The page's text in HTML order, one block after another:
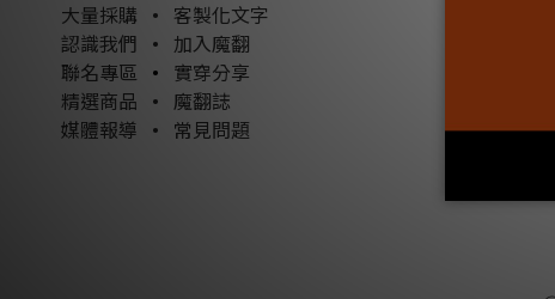
大量採購 •
客製化文字
認識我們 •
加入魔翻
聯名專區 •
實穿分享
精選商品 •
魔翻誌
媒體報導
• 常見問題